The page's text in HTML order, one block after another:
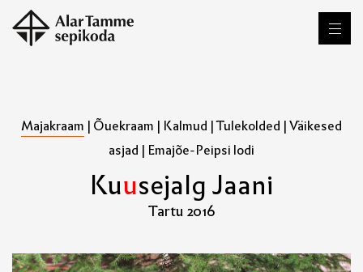
Majakraam | Õuekraam | Kalmud |Tulekolded |Väikesed
asjad | Emajõe-Peipsi lodi
KuusejalgJaani
Tartu 2016